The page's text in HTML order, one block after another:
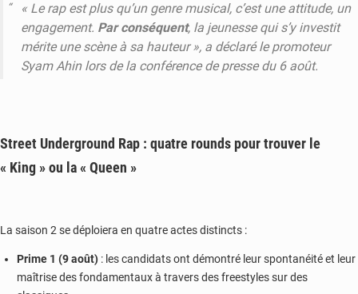
« Le rap est plus qu’un genre musical, c’est une attitude, un
engagement. Par conséquent, la jeunesse qui s’y investit
mérite une scène à sa hauteur », a déclaré le promoteur
Syam Ahin lors de la conférence de presse du 6 août.
Street Underground Rap : quatre rounds pour trouver le
« King » ou la « Queen »
La saison 2 se déploiera en quatre actes distincts :
Prime 1 (9 août) : les candidats ont démontré leur spontanéité et leur
maîtrise des fondamentaux à travers des freestyles sur des